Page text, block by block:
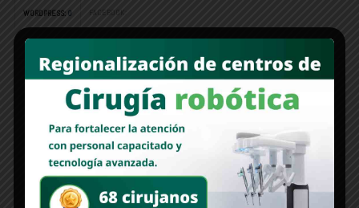
WORDPRESS: 0 FACEBOOK:
Deja un comentario
Lo siento, debes estar conectadopara publicar un comentario.
Edición 1312